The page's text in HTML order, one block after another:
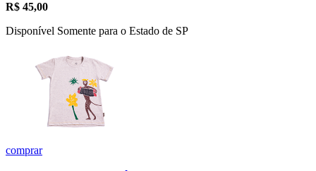
R$ 45,00
Disponível Somente para o Estado de SP
comprar